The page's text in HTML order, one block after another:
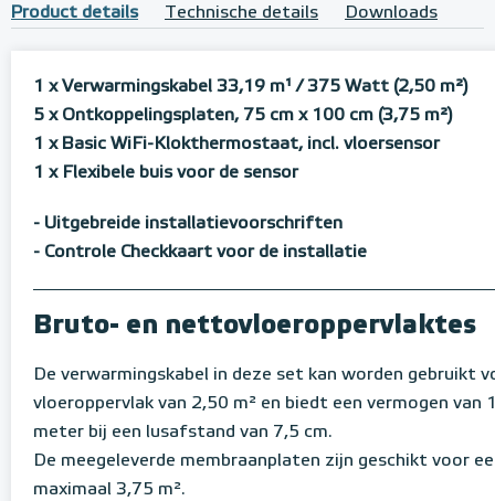
Product details Technische details Downloads
1 x Verwarmingskabel 33,19 m¹ / 375 Watt (2,50 m²)
5 x Ontkoppelingsplaten, 75 cm x 100 cm (3,75 m²)
1 x Basic WiFi-Klokthermostaat, incl. vloersensor
1 x Flexibele buis voor de sensor
- Uitgebreide installatievoorschriften
- Controle Checkkaart voor de installatie
Bruto- en nettovloeroppervlaktes
De verwarmingskabel in deze set kan worden gebruikt
vloeroppervlak van 2,50 m² en biedt een vermogen van
meter bij een lusafstand van 7,5 cm.
De meegeleverde membraanplaten zijn geschikt voor
maximaal 3,75 m².